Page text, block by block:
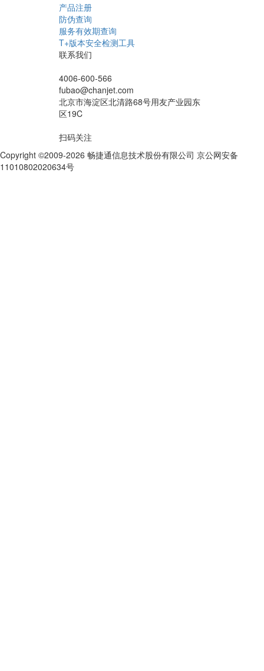
产品注册
防伪查询
服务有效期查询
T+版本安全检测工具
联系我们
4006-600-566
fubao@chanjet.com
北京市海淀区北清路68号用友产业园东
区19C
扫码关注
Copyright ©2009-2026 畅捷通信息技术股份有限公司 京公网安备
11010802020634号